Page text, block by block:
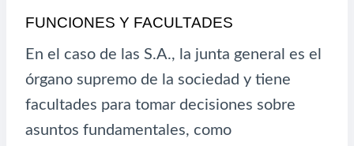
FUNCIONES Y FACULTADES
En el caso de las S.A., la junta general es el
órgano supremo de la sociedad y tiene
facultades para tomar decisiones sobre
asuntos fundamentales, como